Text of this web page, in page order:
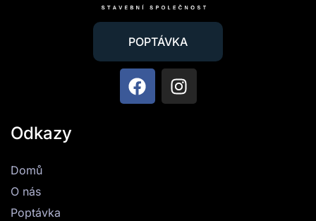
POPTÁVKA
Odkazy
Domů
O nás
Poptávka